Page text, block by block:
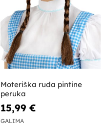
Moteriška ruda pintine
peruka
15,99 €
GALIMA